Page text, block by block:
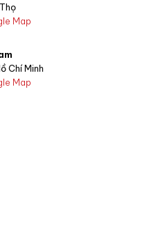
Map
Chí Minh
Map